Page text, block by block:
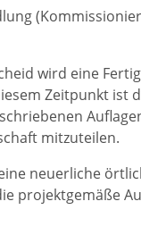
wird eine
Zeitpunkt ist
mitzuteilen.
neuerliche
projektgemäße